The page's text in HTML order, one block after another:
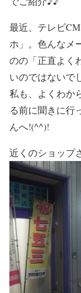
最近、テレビ
ホ」。色んなメ
のの「正直よく
いのではないで
私も、よくわか
る前に聞きに行
んへ!(^^)!
近くのショップ